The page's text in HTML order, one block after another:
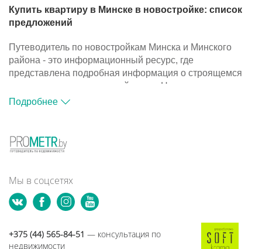
Купить квартиру в Минске в новостройке: список
предложений
Путеводитель по новостройкам Минска и Минского
района - это информационный ресурс, где
представлена подробная информация о строящемся
жилье и компаниях-застройщиках. На портале
размещена база объектов, с помощью которой вы
Путеводитель по новостройкам Минска и Минского
района - это информационный ресурс, где
жилье и компаниях-застройщиках. На портале
размещена база объектов, с помощью которой вы
сможете подобрать подходящий вариант для покупки
Подробнее
Мы в соцсетях
+375 (44) 565-84-51 — консультация по
недвижимости